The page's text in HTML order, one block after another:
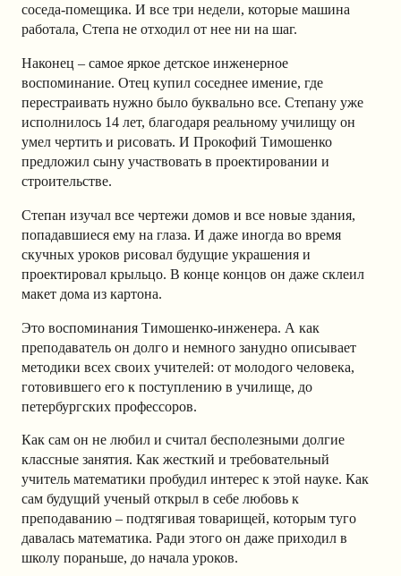
соседа-помещика. И все три недели, которые машина
работала, Степа не отходил от нее ни на шаг.
Наконец – самое яркое детское инженерное
воспоминание. Отец купил соседнее имение, где
перестраивать нужно было буквально все. Степану уже
исполнилось 14 лет, благодаря реальному училищу он
умел чертить и рисовать. И Прокофий Тимошенко
предложил сыну участвовать в проектировании и
строительстве.
Степан изучал все чертежи домов и все новые здания,
попадавшиеся ему на глаза. И даже иногда во время
скучных уроков рисовал будущие украшения и
проектировал крыльцо. В конце концов он даже склеил
макет дома из картона.
Это воспоминания Тимошенко-инженера. А как
преподаватель он долго и немного занудно описывает
методики всех своих учителей: от молодого человека,
готовившего его к поступлению в училище, до
петербургских профессоров.
Как сам он не любил и считал бесполезными долгие
классные занятия. Как жесткий и требовательный
учитель математики пробудил интерес к этой науке. Как
сам будущий ученый открыл в себе любовь к
преподаванию – подтягивая товарищей, которым туго
давалась математика. Ради этого он даже приходил в
школу пораньше, до начала уроков.